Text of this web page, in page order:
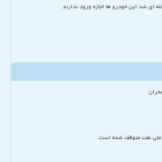
ای شد این خودرو ها اجازه ورود ندارند
ملی نفت متوقف شده است